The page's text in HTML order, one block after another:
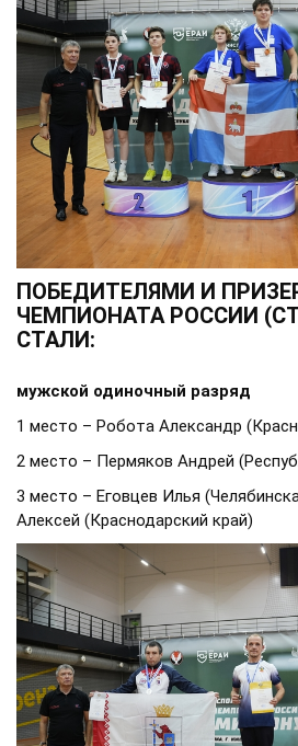
ПОБЕДИТЕЛЯМИ И
ЧЕМПИОНАТА РОССИИ
СТАЛИ:
мужской одиночный разряд
1 место – Робота Александр
2 место – Пермяков Андрей
3 место – Еговцев Илья
Алексей (Краснодарский край)